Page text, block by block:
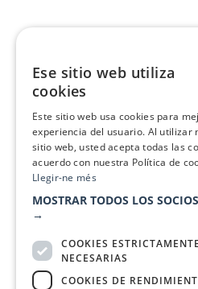
Ese sitio web utiliza
cookies
Este sitio web usa cookies para
experiencia del usuario. Al utilizar
sitio web, usted acepta todas las
acuerdo con nuestra Política de
Llegir-ne més
MOSTRAR TODOS LOS SOCIOS
→
COOKIES ESTRICTAMENTE
NECESARIAS
COOKIES DE